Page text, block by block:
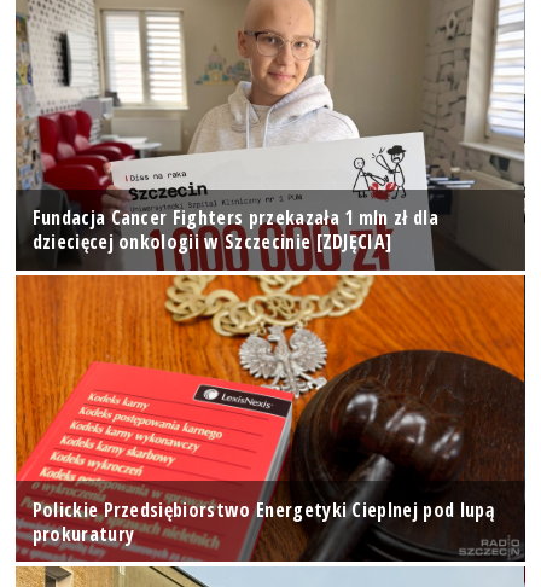
Fundacja Cancer Fighters przekazała 1 mln zł dla
dziecięcej onkologii w Szczecinie [ZDJĘCIA]
Polickie Przedsiębiorstwo Energetyki Cieplnej pod lupą
prokuratury